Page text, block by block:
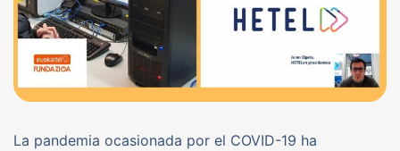
La pandemia ocasionada por el COVID-19 ha